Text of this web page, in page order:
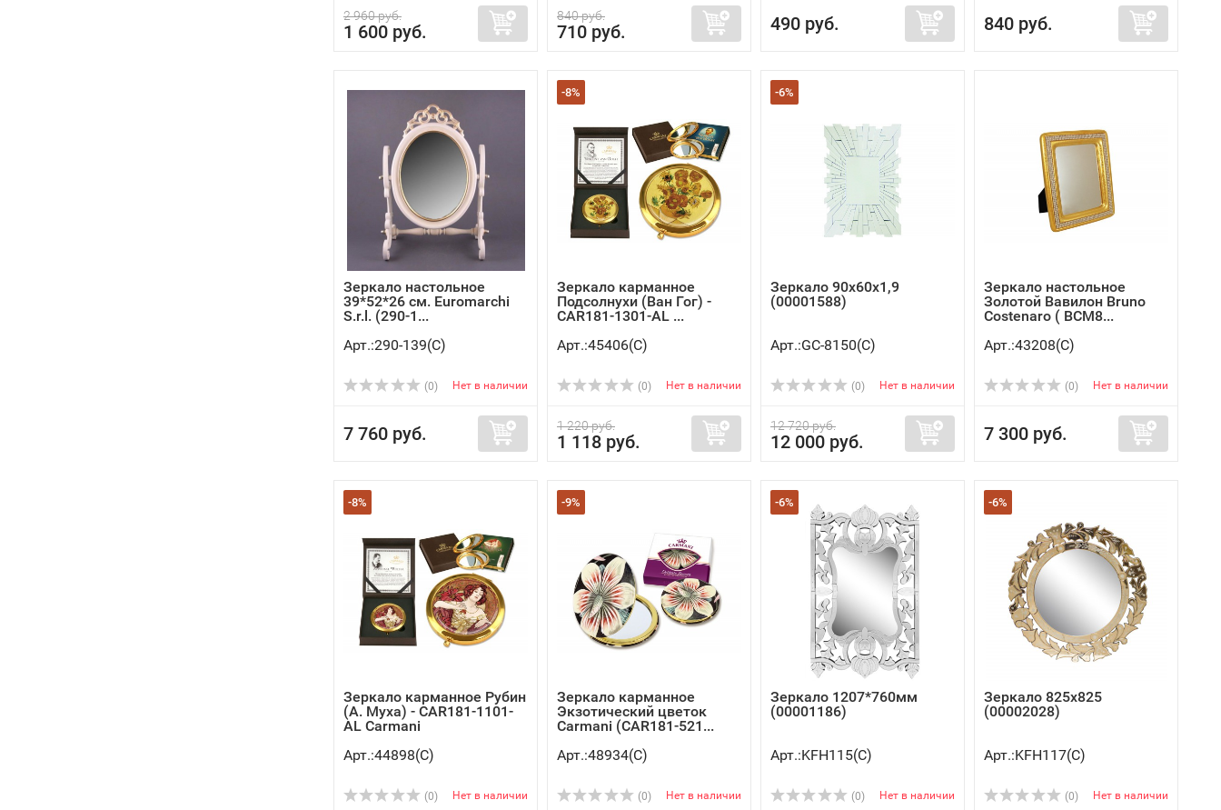
2 960 руб.
1 600 руб.
840 руб.
710 руб. 490 руб. 840 руб.
Зеркало настольное
39*52*26 см. Euromarchi
S.r.l. (290-1...
Арт.:290-139(C)
(0) Нет в наличии
7 760 руб.
-8%
Зеркало карманное
Подсолнухи (Ван Гог) -
CAR181-1301-AL ...
Арт.:45406(C)
(0) Нет в наличии
1 220 руб.
1 118 руб.
-6%
Зеркало 90х60х1,9
(00001588)
Арт.:GC-8150(C)
(0) Нет в наличии
12 720 руб.
12 000 руб.
Зеркало настольное
Золотой Вавилон Bruno
Costenaro ( BCM8...
Арт.:43208(C)
(0) Нет в наличии
7 300 руб.
-8%
Зеркало карманное Рубин
(А. Муха) - CAR181-1101-
AL Carmani
Арт.:44898(C)
(0) Нет в наличии
-9%
Зеркало карманное
Экзотический цветок
Carmani (CAR181-521...
Арт.:48934(C)
(0) Нет в наличии
-6%
Зеркало 1207*760мм
(00001186)
Арт.:KFH115(C)
(0) Нет в наличии
-6%
Зеркало 825х825
(00002028)
Арт.:KFH117(C)
(0) Нет в наличии